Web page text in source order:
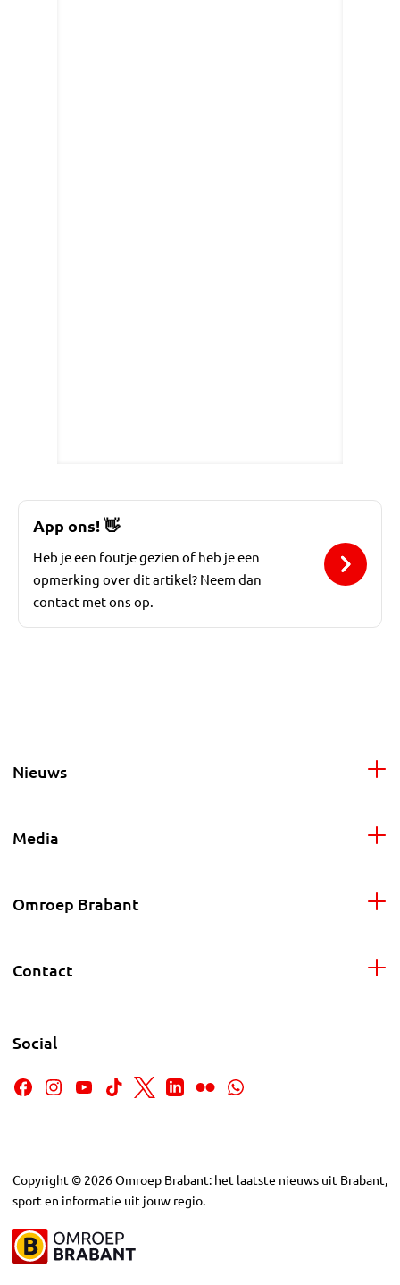
App ons!👋
Heb je een foutje gezien of heb je een
opmerking over dit artikel? Neem dan
contact met ons op.
Nieuws
Media
Omroep Brabant
Contact
Social
Copyright © 2026Omroep Brabant: het laatste nieuws uit Brabant,
sport en informatie uit jouw regio.